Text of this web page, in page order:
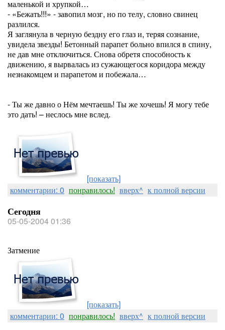
маленькой и хрупкой…
- «Бежать!!!» - завопил мозг, но по телу, словно свинец
разлился.
Я заглянула в черную бездну его глаз и, теряя сознание,
увидела звезды! Бетонный парапет больно впился в спину,
не дав мне отключиться. Снова обретя способность к
движению, я вырвалась из сужающегося коридора между
незнакомцем и парапетом и побежала…
- Ты же давно о Нём мечтаешь! Ты же хочешь! Я могу тебе
это дать! – неслось мне вслед.
[показать]
комментарии: 0 понравилось! вверх^ к полной версии
Сегодня
05-05-2004 01:36
Затмение
[показать]
комментарии: 0 понравилось! вверх^ к полной версии